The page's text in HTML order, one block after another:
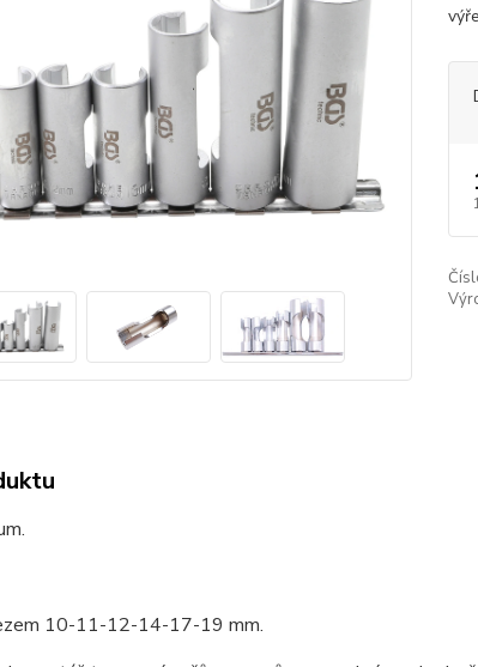
10-11-12-14-17-19 mm.